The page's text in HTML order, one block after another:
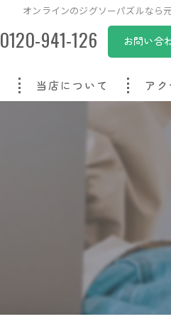
オンラインのジグソーパズルなら
0120-941-126 お問い合
当店について
オーダーメイド
アク